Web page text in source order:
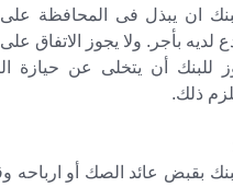
ان يبذل فى المحافظة
لديه بأجر. ولا يجوز الاتفاق
للبنك أن يتخلى عن حيازة
ذلك.
بقبض عائد الصك أو ارباحه